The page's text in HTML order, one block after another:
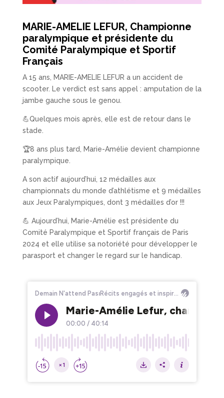
MARIE-AMELIE LEFUR, Championne
paralympique et présidente du
Comité Paralympique et Sportif
Français
A 15 ans, MARIE-AMELIE LEFUR a un accident de
scooter. Le verdict est sans appel : amputation de la
jambe gauche sous le genou.
💪Quelques mois après, elle est de retour dans le
stade.
🏆8 ans plus tard, Marie-Amélie devient championne
paralympique.
A son actif aujourd’hui, 12 médailles aux
championnats du monde d’athlétisme et 9 médailles
aux Jeux Paralympiques, dont 3 médailles d’or !!!
💪 Aujourd’hui, Marie-Amélie est présidente du
Comité Paralympique et Sportif français de Paris
2024 et elle utilise sa notoriété pour développer le
parasport et changer le regard sur le handicap.